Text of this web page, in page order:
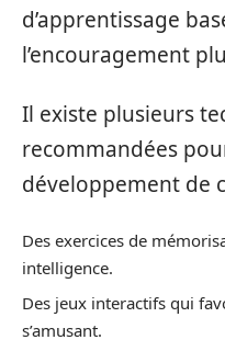
d’apprentissage
l’encouragement
Il existe plusieurs
recommandées
développement de
Des exercices de
intelligence.
Des jeux interactifs qui
s’amusant.